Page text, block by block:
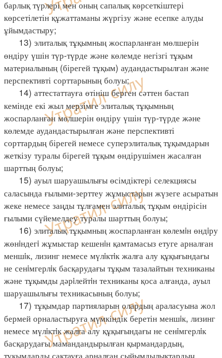
барлық түрлері мен оның сапалық көрсеткіштері
көрсетілетін құжаттаманы жүргізу және есепке алуды
ұйымдастыру;
13) элиталық тұқымның жоспарланған мөлшерін
өндіру үшін түр-түрде және көлемде негізгі тұқым
материалының (бірегей тұқым) аудандастырылған және
перспективті сорттарының болуы;
14) аттестаттауға өтініш берген сәттен бастап
кемінде екі жыл мерзімге элиталық тұқымның
жоспарланған мөлшерін өндіру үшін түр-түрде және
көлемде аудандастырылған және перспективті
сорттардың бірегей немесе суперэлиталық тұқымдарын
жеткізу туралы бірегей тұқым өндірушімен жасалған
шарттың болуы;
15) ауыл шаруашылығы өсімдіктері селекциясы
саласында ғылыми-зерттеу жұмыстарын жүзеге асыратын
жеке немесе заңды тұлғамен элиталық тұқым өндірісін
ғылыми сүйемелдеу туралы шарттың болуы;
16) элиталық тұқымның жоспарланған көлемiн өндiру
жөнiндегi жұмыстар кешенiн қамтамасыз етуге арналған
меншiк, лизинг немесе мүлiктiк жалға алу құқығындағы
не сенiмгерлiк басқарудағы тұқым тазалайтын техниканы
және тұқымды дәрiлейтiн техниканы қоса алғанда, ауыл
шаруашылығы техникасының болуы;
17) тұқымдар партияларын олардың араласуына жол
бермей орналастыруға мүмкіндік беретін меншiк, лизинг
немесе мүлiктiк жалға алу құқығындағы не сенiмгерлiк
басқарудағы мамандандырылған қырмандардың,
тұқымдарды сақтауға арналған сыйымдылықтардың